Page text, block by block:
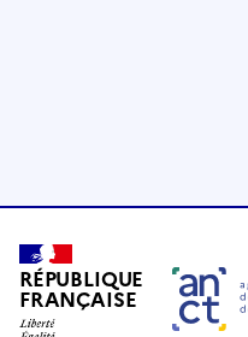
RÉPUBLIQUE
FRANÇAISE